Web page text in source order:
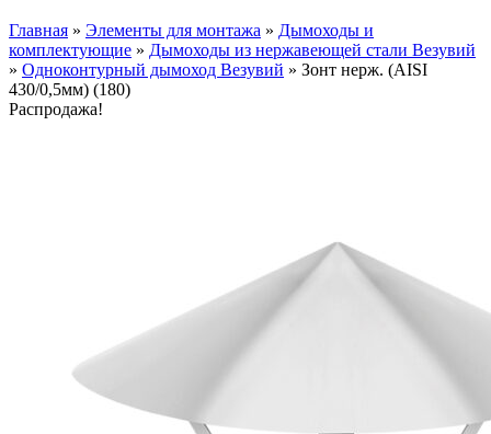
Главная » Элементы для монтажа » Дымоходы и
комплектующие » Дымоходы из нержавеющей стали Везувий
» Одноконтурный дымоход Везувий » Зонт нерж. (AISI
430/0,5мм) (180)
Распродажа!